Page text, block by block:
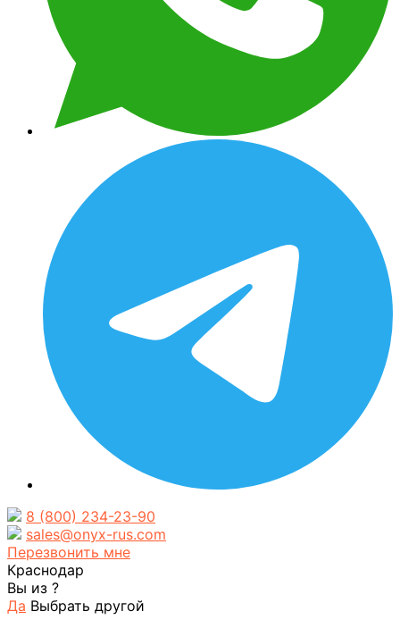
8 (800) 234-23-90
sales@onyx-rus.com
Перезвонить мне
Краснодар
Вы из ?
Да Выбрать другой